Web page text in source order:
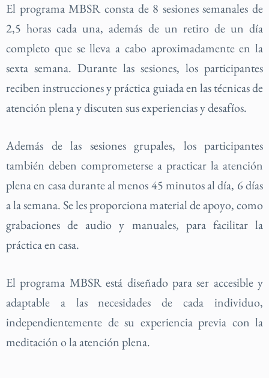
El programa MBSR consta de 8 sesiones semanales de
2,5 horas cada una, además de un retiro de un día
completo que se lleva a cabo aproximadamente en la
sexta semana. Durante las sesiones, los participantes
reciben instrucciones y práctica guiada en las técnicas de
atención plena y discuten sus experiencias y desafíos.
Además de las sesiones grupales, los participantes
también deben comprometerse a practicar la atención
plena en casa durante al menos 45 minutos al día, 6 días
a la semana. Se les proporciona material de apoyo, como
grabaciones de audio y manuales, para facilitar la
práctica en casa.
El programa MBSR está diseñado para ser accesible y
adaptable a las necesidades de cada individuo,
independientemente de su experiencia previa con la
meditación o la atención plena.